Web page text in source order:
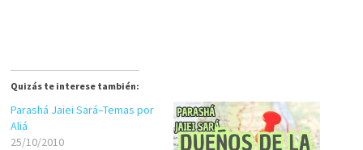
Quizás te interese también:
Parashá Jaiei Sará–Temas por
Aliá
25/10/2010